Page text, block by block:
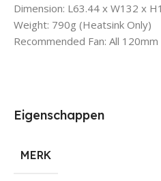
Dimension: L63.44 x W132 x
Weight: 790g (Heatsink Only)
Recommended Fan: All 120mm
Eigenschappen
MERK